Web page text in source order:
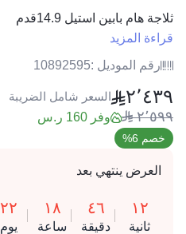
ثلاجة هام بابين استيل 14.9قدم
قراءة المزيد
رقم الموديل :10892595
٢٬٤٣٩ السعر شامل الضريبة
٢٬٥٩٩ وفر 160 ر.س
خصم 6%
العرض ينتهي بعد
١١
ثانية
٤٦
دقيقة
١٨
ساعة
٢٢
يوم